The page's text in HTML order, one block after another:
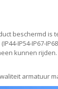
beschermd
IP54-IP67-
kunnen rijden.